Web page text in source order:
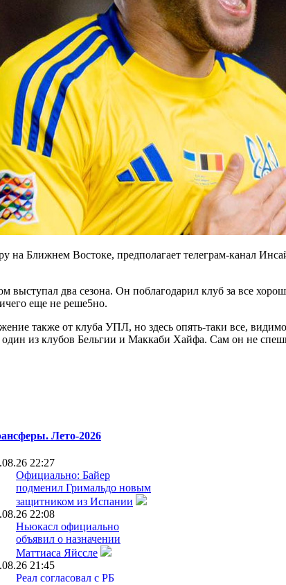
на Ближнем Востоке, предполагает телеграм-канал
выступал два сезона. Он поблагодарил клуб за все
еще не реше5но.
также от клуба УПЛ, но здесь опять-таки все,
из клубов Бельгии и Маккаби Хайфа. Сам он не
Лето-2026
22:27
Официально: Байер
подменил Гримальдо новым
защитником из Испании
22:08
Ньюкасл официально
объявил о назначении
Маттиаса Яйссле
21:45
Реал согласовал с РБ